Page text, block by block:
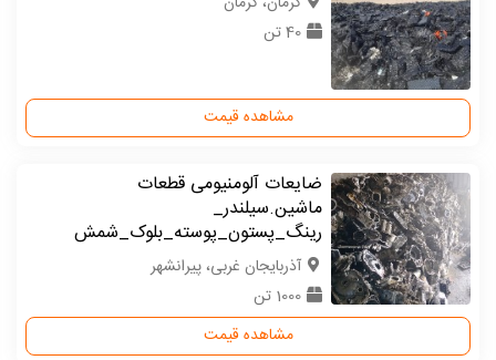
40 تن
مشاهده قیمت
ضایعات آلومنیومی قطعات
ماشین.سیلندر_
رینگ_پستون_پوسته_بلوک_شمش
آذربایجان غربی، پیرانشهر
1000 تن
مشاهده قیمت